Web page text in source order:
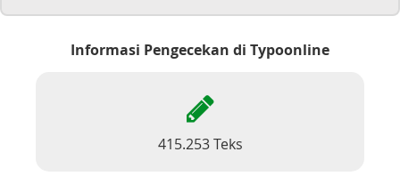
Informasi Pengecekan di Typoonline
415.253 Teks